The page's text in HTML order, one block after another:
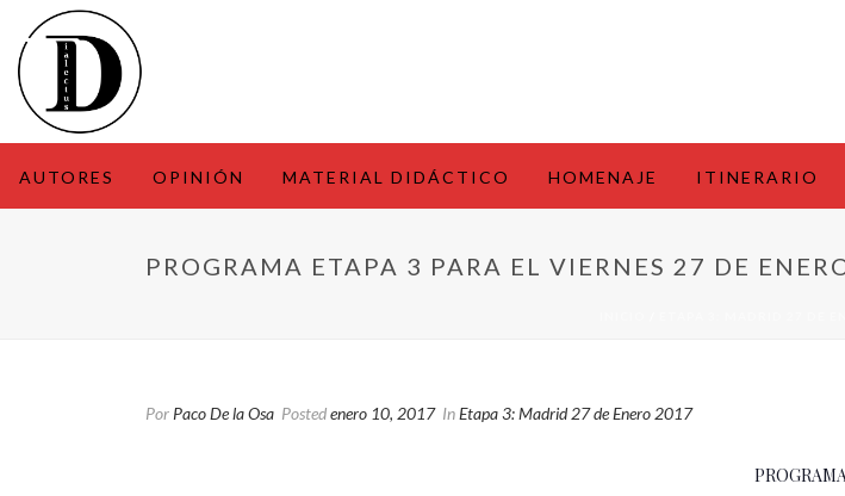
AUTORES OPINIÓN MATERIAL DIDÁCTICO HOMENAJE ITINERARIO
PROGRAMA ETAPA 3 PARA EL VIERNES 27 DE
Por Paco De la Osa Postedenero 10, 2017 InEtapa 3: Madrid 27 de Enero 2017